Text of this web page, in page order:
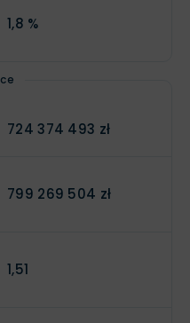
1,8 %
724 374 493 zł
799 269 504 zł
1,51